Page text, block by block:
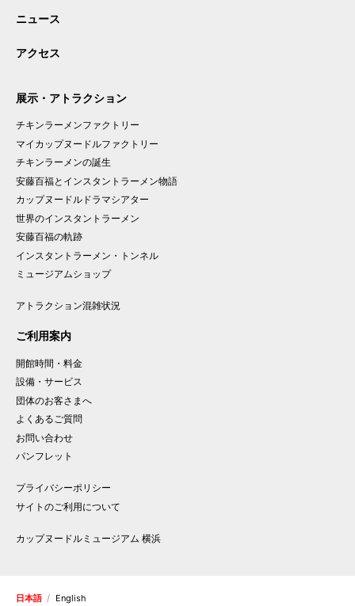
ニュース
アクセス
展示・アトラクション
チキンラーメンファクトリー
マイ カップヌードルファクトリー
チキンラーメンの誕生
安藤百福と インスタント ラーメン物語
カップヌードル ドラマシアター
世界のインスタント ラーメン
安藤百福の軌跡
インスタント ラーメン ・ トンネル
ミュージアムショップ
アトラクション混雑状況
ご利用案内
開館時間・料金
設備・サービス
団体のお客さまへ
よくあるご質問
お問い合わせ
パンフレット
プライバシーポリシー
サイトのご利用について
カップヌードルミュージアム 横浜
日本語 English